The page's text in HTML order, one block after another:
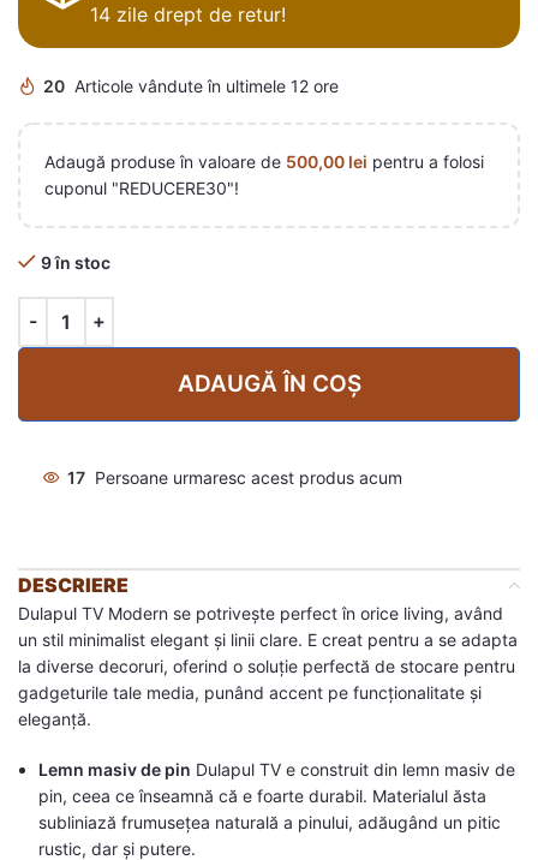
14 zile drept de retur!
20 Articole vândute în ultimele 12 ore
Adaugă produse în valoare de 500,00 lei pentru a folosi
cuponul "REDUCERE30"!
9 în stoc
ADAUGĂ ÎN COȘ
17 Persoane urmaresc acest produs acum
DESCRIERE
Dulapul TV Modern se potrivește perfect în orice living, având
un stil minimalist elegant și linii clare. E creat pentru a se adapta
la diverse decoruri, oferind o soluție perfectă de stocare pentru
gadgeturile tale media, punând accent pe funcționalitate și
eleganță.
Lemn masiv de pin Dulapul TV e construit din lemn masiv de
pin, ceea ce înseamnă că e foarte durabil. Materialul ăsta
subliniază frumusețea naturală a pinului, adăugând un pitic
rustic, dar și putere.